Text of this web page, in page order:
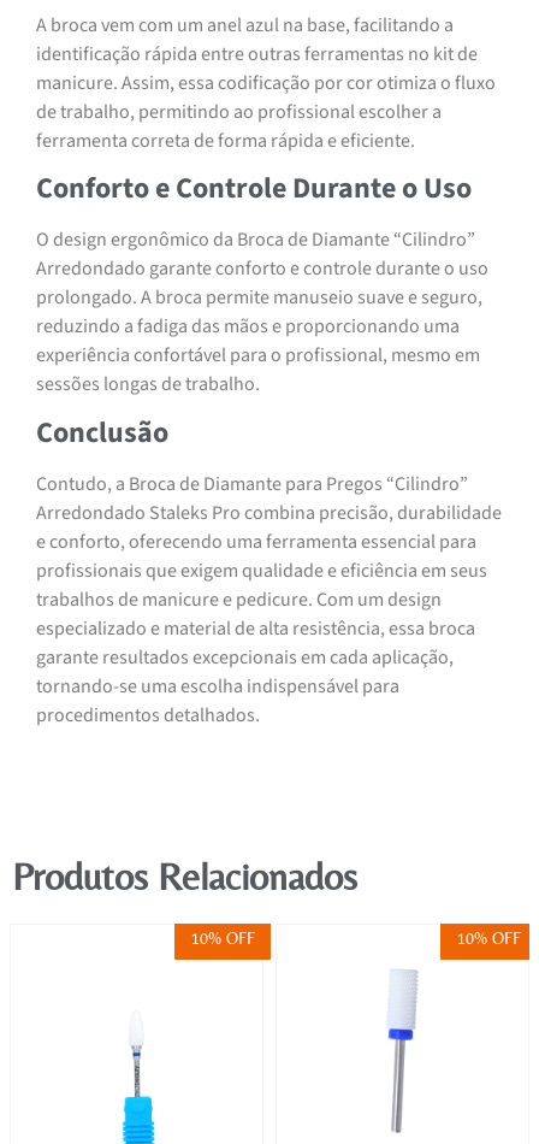
A broca vem com um anel azul na base, facilitando a
identificação rápida entre outras ferramentas no kit de
manicure. Assim, essa codificação por cor otimiza o fluxo
de trabalho, permitindo ao profissional escolher a
ferramenta correta de forma rápida e eficiente.
Conforto e Controle Durante o Uso
O design ergonômico da Broca de Diamante “Cilindro”
Arredondado garante conforto e controle durante o uso
prolongado. A broca permite manuseio suave e seguro,
reduzindo a fadiga das mãos e proporcionando uma
experiência confortável para o profissional, mesmo em
sessões longas de trabalho.
Conclusão
Contudo, a Broca de Diamante para Pregos “Cilindro”
Arredondado Staleks Pro combina precisão, durabilidade
e conforto, oferecendo uma ferramenta essencial para
profissionais que exigem qualidade e eficiência em seus
trabalhos de manicure e pedicure. Com um design
especializado e material de alta resistência, essa broca
garante resultados excepcionais em cada aplicação,
tornando-se uma escolha indispensável para
procedimentos detalhados.
Produtos Relacionados
10% OFF 10% OFF